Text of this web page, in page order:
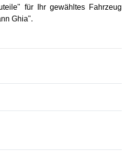
für Ihr gewähltes Fahrzeug
Ghia".